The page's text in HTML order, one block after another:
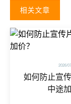
相关文章
2026/
如何防止宣
中途